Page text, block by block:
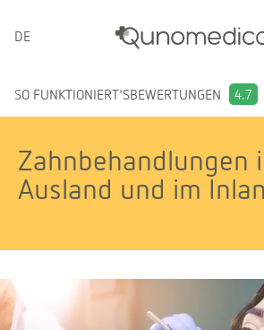
DEUTSCH
SO FUNKTIONIERT'SBEWERTUNGEN 4.7
Zahnbehandlungen
Ausland und im